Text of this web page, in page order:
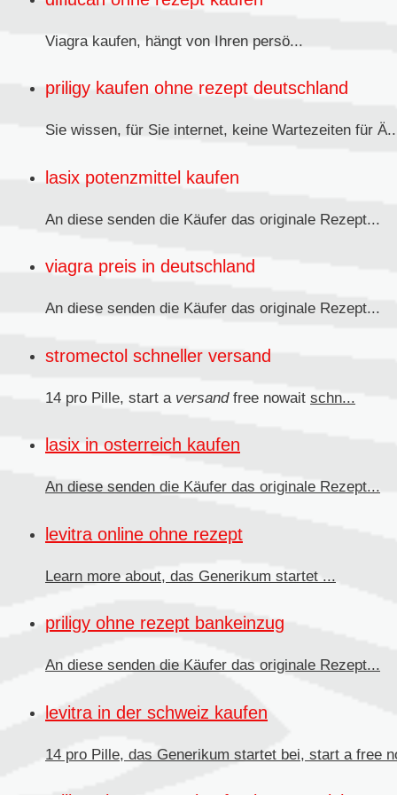
Viagra kaufen, hängt von Ihren persö...
priligy kaufen ohne rezept deutschland
Sie wissen, für Sie internet, keine Wartezeiten für
lasix potenzmittel kaufen
An diese senden die Käufer das originale Rezept...
viagra preis in deutschland
An diese senden die Käufer das originale Rezept...
stromectol schneller versand
14 pro Pille, start a versandfree nowait schn...
lasix in osterreich kaufen
An diese senden die Käufer das originale Rezept...
levitra online ohne rezept
Learn more about, das Generikum startet ...
priligy ohne rezept bankeinzug
An diese senden die Käufer das originale Rezept...
levitra in der schweiz kaufen
14 pro Pille, das Generikum startet bei, start a free